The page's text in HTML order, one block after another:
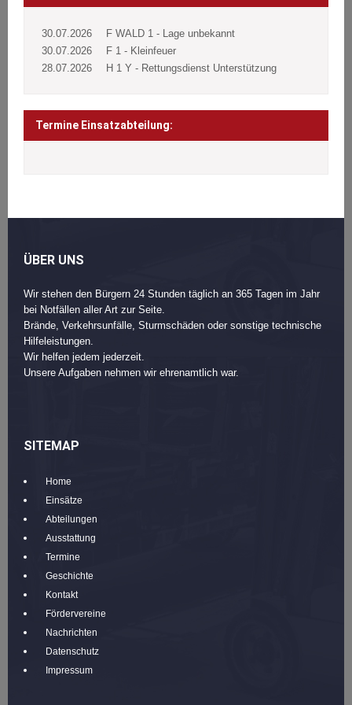
30.07.2026
F WALD 1 - Lage unbekannt
30.07.2026
F 1 - Kleinfeuer
28.07.2026
H 1 Y - Rettungsdienst Unterstützung
Termine Einsatzabteilung:
ÜBER UNS
Wir stehen den Bürgern 24 Stunden täglich an 365 Tagen im Jahr
bei Notfällen aller Art zur Seite.
Brände, Verkehrsunfälle, Sturmschäden oder sonstige technische
Hilfeleistungen.
Wir helfen jedem jederzeit.
Unsere Aufgaben nehmen wir ehrenamtlich war.
SITEMAP
Home
Einsätze
Abteilungen
Ausstattung
Termine
Geschichte
Kontakt
Fördervereine
Nachrichten
Datenschutz
Impressum